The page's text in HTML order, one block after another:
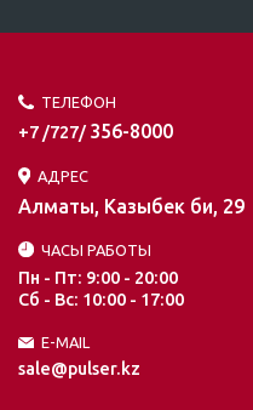
ТЕЛЕФОН
+7 /727/ 356-8000
АДРЕС
Алматы, Казыбек би, 29
ЧАСЫ РАБОТЫ
Пн - Пт: 9:00 - 20:00
Сб - Вс: 10:00 - 17:00
E-MAIL
sale@pulser.kz